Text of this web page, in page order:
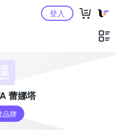
Yahoo購物中心登入
蕾娜塔
品牌